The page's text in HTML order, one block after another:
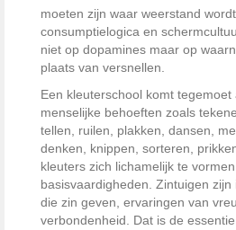
moeten zijn waar weerstand
consumptielogica en
niet op dopamines maar op
plaats van versnellen.
Een kleuterschool komt
menselijke behoeften zoals
tellen, ruilen, plakken, dansen,
denken, knippen, sorteren,
kleuters zich lichamelijk te
basisvaardigheden. Zintuigen
die zin geven, ervaringen van
verbondenheid. Dat is de